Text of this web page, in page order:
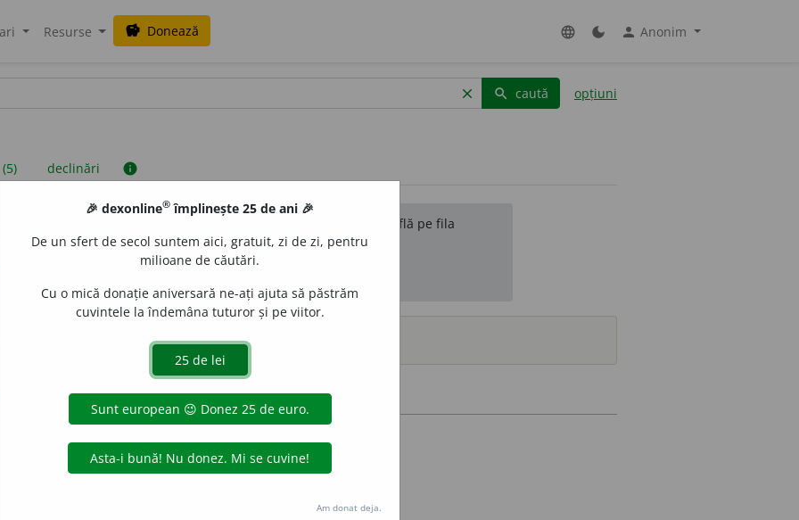
Resurse savings Donează language dark_mode person Anonim
clear search caută opțiuni
declinări info
sunt compilate de echipa dexonline. Definițiile originale se află pe fila
reordona filele pe pagina depreferințe.
surse
agresiv
🎉 dexonline® împlinește 25 de ani 🎉
De un sfert de secol suntem aici, gratuit, zi de zi, pentru
milioane de căutări.
Cu o mică donație aniversară ne-ați ajuta să păstrăm
cuvintele la îndemâna tuturor și pe viitor.
Am donat deja.